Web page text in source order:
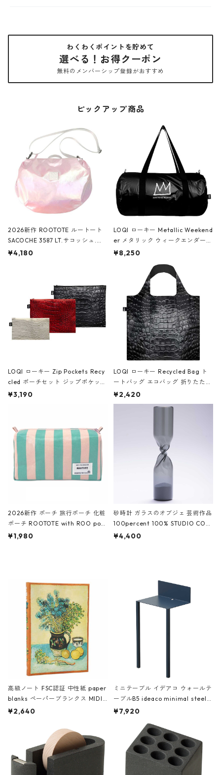
わくわくポイントを貯めて
選べる！お得クーポン
無料のメンバーシップ登録がおすすめ
ピックアップ商品
2026新作 ROOTOTE ルートート
SACOCHE 3587 LT.サコッシュ.ル
ミエ-B ショルダーバッグ グロスピ
¥4,180
LOQI ローキー Metallic Weekend
er メタリック ウィークエンダー
ボストンバッグ ショルダーバッグ
Black ジャン=ミッシェル・バスキ
ア/クラウン ブラック
¥8,250
LOQI ローキー Zip Pockets Recy
cled ポーチセット ジップポケット
ファスナーポーチ 撥水加工 トラベ
ーガンディー、オフホワイト
¥3,190
LOQI ローキー Recycled Bag ト
ートバッグ エコバッグ 折りたたみ
大きめ 撥水加工 収納ポーチ CRO
CODILE/Black クロコダイル/ブラ
¥2,420
2026新作 ポーチ 旅行ポーチ 化粧
ポーチ ROOTOTE with ROO pou
ch 3532 ルートート WR.ポーチ.ラ
¥1,980
砂時計 ガラスのオブジェ 芸術作品
100percent 100% STUDIO COH
AKU Timeless 100パーセント ス
¥4,400
高級ノート FSC認証 中性紙 paper
blanks ペーパーブランクス MIDI
ハードカバー 罫線 ヴァン・ゴッホ
¥2,640
ミニテーブル イデアコ ウォールテ
ーブルB5 ideaco minimal steel f
urniture WALL Table B5 ネイビー
¥7,920